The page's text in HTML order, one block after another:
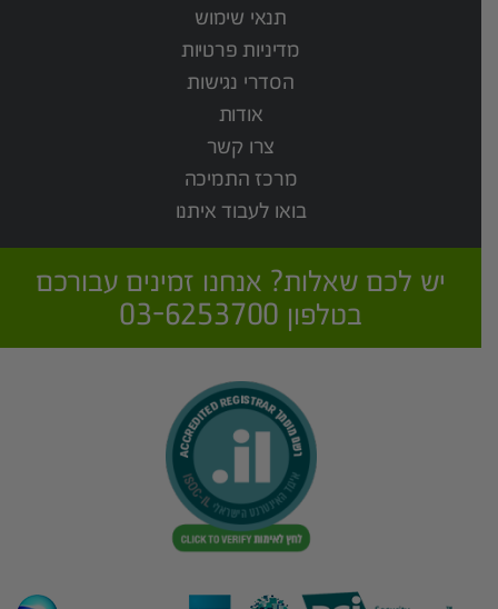
תנאי שימוש
מדיניות פרטיות
הסדרי נגישות
אודות
צרו קשר
מרכז התמיכה
בואו לעבוד איתנו
יש לכם שאלות? אנחנו זמינים עבורכם
בטלפון 03-6253700